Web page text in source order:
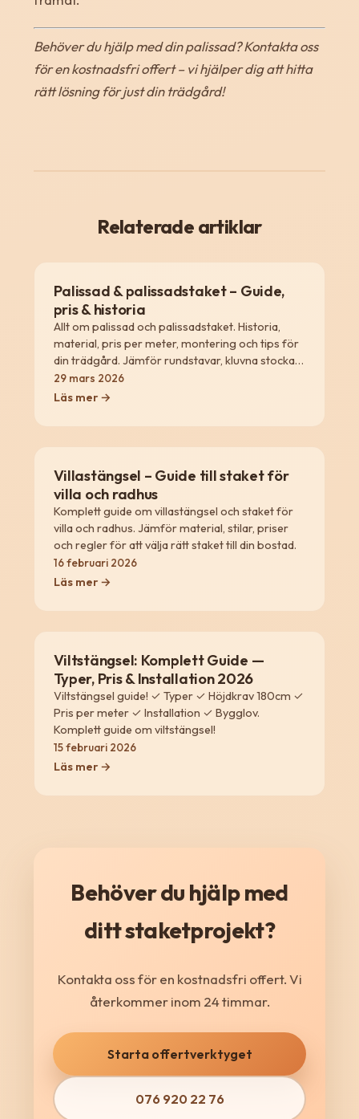
Behöver du hjälp med din palissad? Kontakta oss
för en kostnadsfri offert – vi hjälper dig att hitta
rätt lösning för just din trädgård!
Relaterade artiklar
Palissad & palissadstaket – Guide,
pris & historia
Allt om palissad och palissadstaket. Historia,
material, pris per meter, montering och tips för
din trädgård. Jämför rundstavar, kluvna stockar
och moderna lösningar.
29 mars 2026
Läs mer →
Villastängsel – Guide till staket för
villa och radhus
Komplett guide om villastängsel och staket för
villa och radhus. Jämför material, stilar, priser
och regler för att välja rätt staket till din bostad.
16 februari 2026
Läs mer →
Viltstängsel: Komplett Guide —
Typer, Pris & Installation 2026
Viltstängsel guide! ✓ Typer ✓ Höjdkrav 180cm ✓
Pris per meter ✓ Installation ✓ Bygglov.
Komplett guide om viltstängsel!
15 februari 2026
Läs mer →
Behöver du hjälp med
ditt staketprojekt?
Kontakta oss för en kostnadsfri offert. Vi
återkommer inom 24 timmar.
Starta offertverktyget
076 920 22 76